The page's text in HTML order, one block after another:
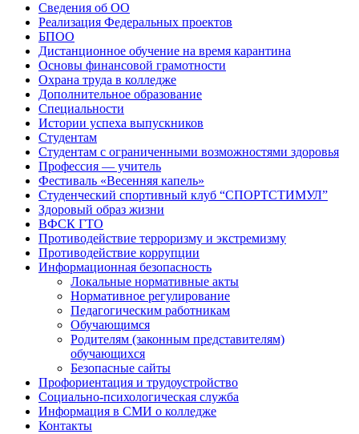
Сведения об ОО
Реализация Федеральных проектов
БПОО
Дистанционное обучение на время карантина
Основы финансовой грамотности
Охрана труда в колледже
Дополнительное образование
Специальности
Истории успеха выпускников
Студентам
Студентам с ограниченными возможностями здоровья
Профессия — учитель
Фестиваль «Весенняя капель»
Студенческий спортивный клуб “СПОРТСТИМУЛ”
Здоровый образ жизни
ВФСК ГТО
Противодействие терроризму и экстремизму
Противодействие коррупции
Информационная безопасность
Локальные нормативные акты
Нормативное регулирование
Педагогическим работникам
Обучающимся
Родителям (законным представителям)
обучающихся
Безопасные сайты
Профориентация и трудоустройство
Социально-психологическая служба
Информация в СМИ о колледже
Контакты